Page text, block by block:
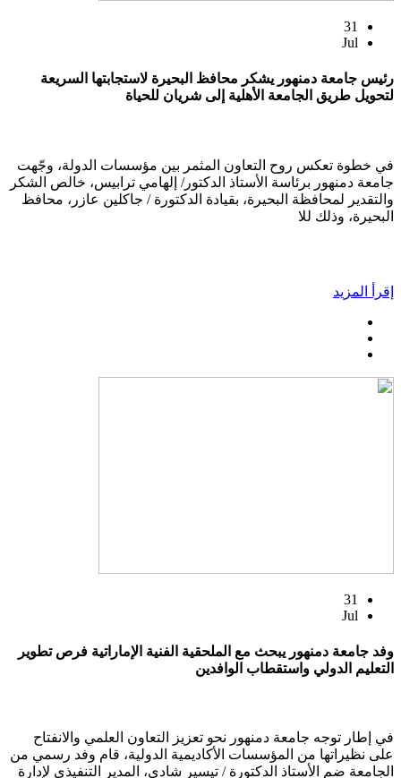
31
Jul
رئيس جامعة دمنهور يشكر محافظ البحيرة لاستجابتها السريعة
لتحويل طريق الجامعة الأهلية إلى شريان للحياة
في خطوة تعكس روح التعاون المثمر بين مؤسسات الدولة، وجّهت
جامعة دمنهور برئاسة الأستاذ الدكتور/ إلهامي ترابيس، خالص الشكر
والتقدير لمحافظة البحيرة، بقيادة الدكتورة / جاكلين عازر، محافظ
البحيرة، وذلك للا
إقرأ المزيد
31
Jul
وفد جامعة دمنهور يبحث مع الملحقية الفنية الإماراتية فرص تطوير
التعليم الدولي واستقطاب الوافدين
في إطار توجه جامعة دمنهور نحو تعزيز التعاون العلمي والانفتاح
على نظيراتها من المؤسسات الأكاديمية الدولية، قام وفد رسمي من
الجامعة ضم الأستاذ الدكتورة / تيسير شادي، المدير التنفيذي لإدارة